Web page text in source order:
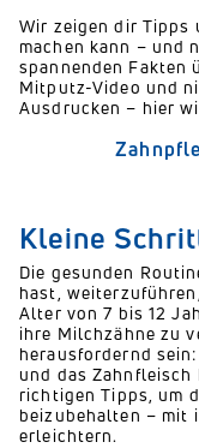
Wir zeigen dir Tipps
machen kann – und
spannenden Fakten
Mitputz-Video und
Ausdrucken – hier
Kleine
Die gesunden
hast,
Alter von 7 bis 12
ihre Milchzähne zu
herausfordernd
und das
richtigen Tipps, um
beizubehalten – mit
erleichtern.